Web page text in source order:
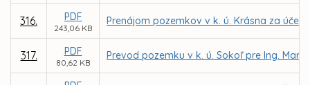
316. PDF
243,06 KB
Prenájom pozemkov v k. ú. Krásna za
317. PDF
80,62 KB
Prevod pozemku v k. ú. Sokoľ pre Ing.